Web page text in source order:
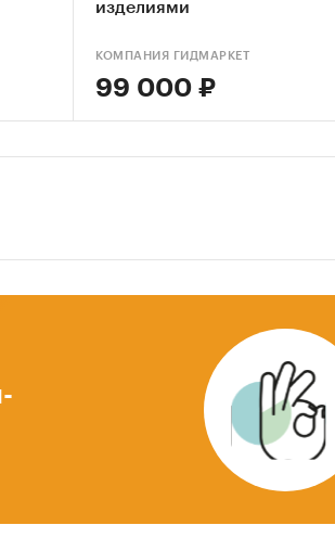
изделиями
КОМПАНИЯ ГИДМАРКЕТ
99 000 ₽